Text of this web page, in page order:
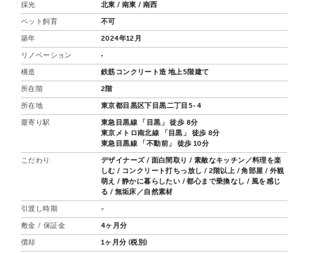
採光 北東 / 南東 / 南西
ペット飼育 不可
築年 2024年12月
リノベーション ‐
構造 鉄筋コンクリート造 地上5階建て
所在階 2階
所在地 東京都目黒区下目黒二丁目5-4
最寄り駅
東急目黒線 「目黒」 徒歩 8分
東京メトロ南北線 「目黒」 徒歩 8分
東急目黒線 「不動前」 徒歩 10分
こだわり デザイナーズ 面白間取り
素敵なキッチン／料理を楽
しむ
コンクリート打ちっ放し 2階以上 角部屋
外観
萌え
静かに暮らしたい 都心まで乗換なし
風を感じ
る
無垢床／自然素材
引渡し時期 -
敷金 / 保証金 4ヶ月分
償却 1ヶ月分 (税別)